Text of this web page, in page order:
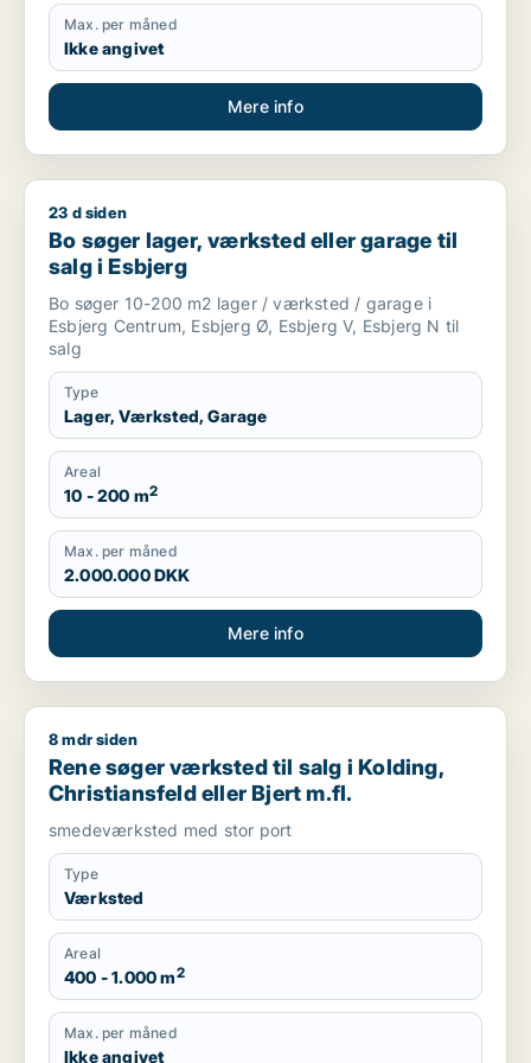
Max. per måned
Ikke angivet
Mere info
Bo søger lager, værksted eller garage til salg i Esbjerg
23 d siden
Bo søger lager, værksted eller garage til
salg i Esbjerg
Bo søger 10-200 m2 lager / værksted / garage i
Esbjerg Centrum, Esbjerg Ø, Esbjerg V, Esbjerg N til
salg
Type
Lager, Værksted, Garage
Areal
10 - 200 m2
Max. per måned
2.000.000 DKK
Mere info
Rene søger værksted til salg i Kolding, Christiansfeld eller
8 mdr siden
Rene søger værksted til salg i Kolding,
Christiansfeld eller Bjert m.fl.
smedeværksted med stor port
Type
Værksted
Areal
400 - 1.000 m2
Max. per måned
Ikke angivet